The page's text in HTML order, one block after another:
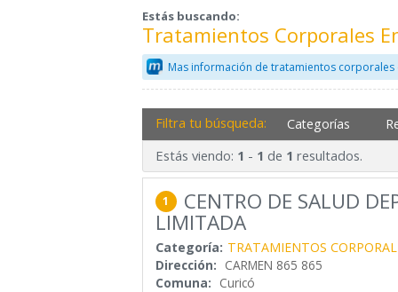
Estás buscando:
Tratamientos Corporales
Mas información de tratamientos corporales
Filtra tu búsqueda: Categorías
Estás viendo: 1 - 1 de 1 resultados.
1 CENTRO DE SALUD
LIMITADA
Categoría: TRATAMIENTOS
Dirección: CARMEN 865 865
Comuna: Curicó